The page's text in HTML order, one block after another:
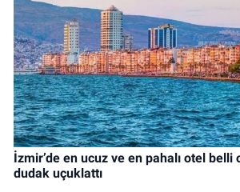
İzmir’de en ucuz ve en pahalı otel
dudak uçuklattı